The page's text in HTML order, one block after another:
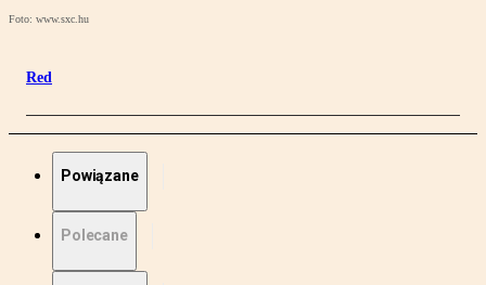
Foto: www.sxc.hu
Red
Powiązane
Polecane